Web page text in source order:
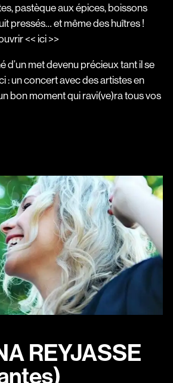
pastèque aux épices, boissons
pressés… et même des huîtres !
<< ici >>
d’un met devenu précieux tant il se
: un concert avec des artistes en
bon moment qui ravi(ve)ra tous vos
REYJASSE